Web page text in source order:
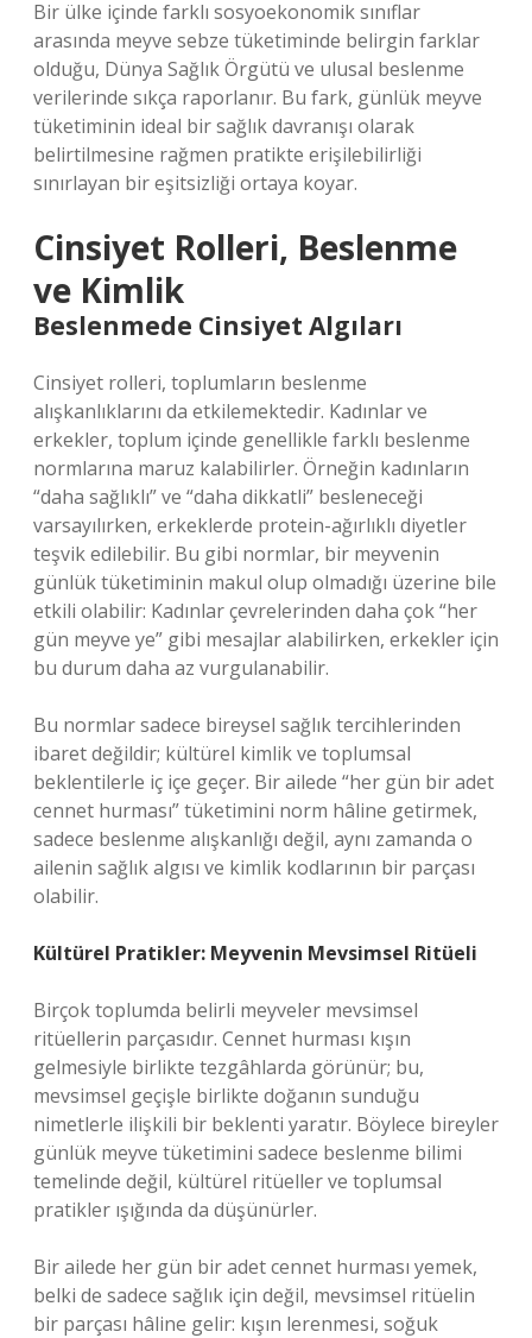
Bir ülke içinde farklı sosyoekonomik sınıflar
arasında meyve sebze tüketiminde belirgin farklar
olduğu, Dünya Sağlık Örgütü ve ulusal beslenme
verilerinde sıkça raporlanır. Bu fark, günlük meyve
tüketiminin ideal bir sağlık davranışı olarak
belirtilmesine rağmen pratikte erişilebilirliği
sınırlayan bir eşitsizliği ortaya koyar.
Cinsiyet Rolleri, Beslenme
ve Kimlik
Beslenmede Cinsiyet Algıları
Cinsiyet rolleri, toplumların beslenme
alışkanlıklarını da etkilemektedir. Kadınlar ve
erkekler, toplum içinde genellikle farklı beslenme
normlarına maruz kalabilirler. Örneğin kadınların
“daha sağlıklı” ve “daha dikkatli” besleneceği
varsayılırken, erkeklerde protein-ağırlıklı diyetler
teşvik edilebilir. Bu gibi normlar, bir meyvenin
günlük tüketiminin makul olup olmadığı üzerine bile
etkili olabilir: Kadınlar çevrelerinden daha çok “her
gün meyve ye” gibi mesajlar alabilirken, erkekler için
bu durum daha az vurgulanabilir.
Bu normlar sadece bireysel sağlık tercihlerinden
ibaret değildir; kültürel kimlik ve toplumsal
beklentilerle iç içe geçer. Bir ailede “her gün bir adet
cennet hurması” tüketimini norm hâline getirmek,
sadece beslenme alışkanlığı değil, aynı zamanda o
ailenin sağlık algısı ve kimlik kodlarının bir parçası
olabilir.
Kültürel Pratikler: Meyvenin Mevsimsel Ritüeli
Birçok toplumda belirli meyveler mevsimsel
ritüellerin parçasıdır. Cennet hurması kışın
gelmesiyle birlikte tezgâhlarda görünür; bu,
mevsimsel geçişle birlikte doğanın sunduğu
nimetlerle ilişkili bir beklenti yaratır. Böylece bireyler
günlük meyve tüketimini sadece beslenme bilimi
temelinde değil, kültürel ritüeller ve toplumsal
pratikler ışığında da düşünürler.
Bir ailede her gün bir adet cennet hurması yemek,
belki de sadece sağlık için değil, mevsimsel ritüelin
bir parçası hâline gelir: kışın lerenmesi, soğuk